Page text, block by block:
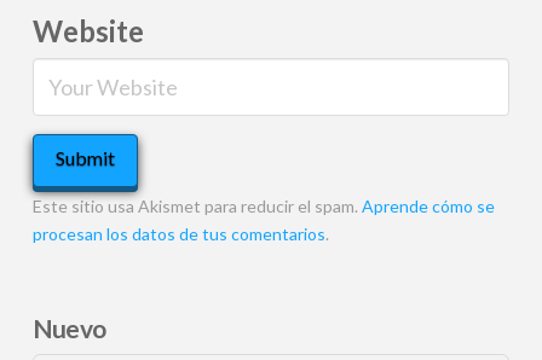
Website
Este sitio usa Akismet para reducir el spam. Aprende cómo se
procesan los datos de tus comentarios.
Nuevo